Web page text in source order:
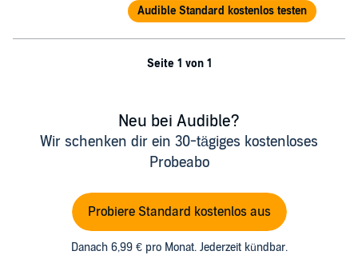
Audible Standard kostenlos testen
Seite 1 von 1
Neu bei Audible?
Wir schenken dir ein 30-tägiges kostenloses
Probeabo
Probiere Standard kostenlos aus
Danach 6,99 € pro Monat. Jederzeit kündbar.